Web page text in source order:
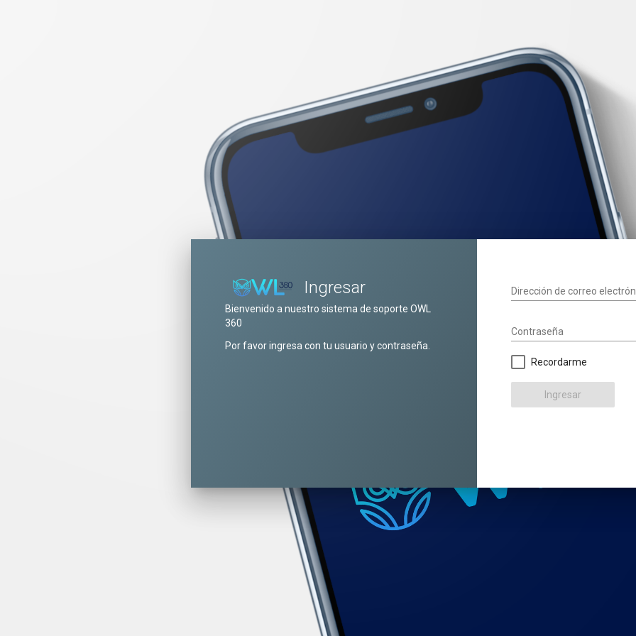
Ingresar
Bienvenido a nuestro sistema de soporte OWL
360
Por favor ingresa con tu usuario y contraseña.
Dirección de correo
Contraseña
Recordarme
Ingresar